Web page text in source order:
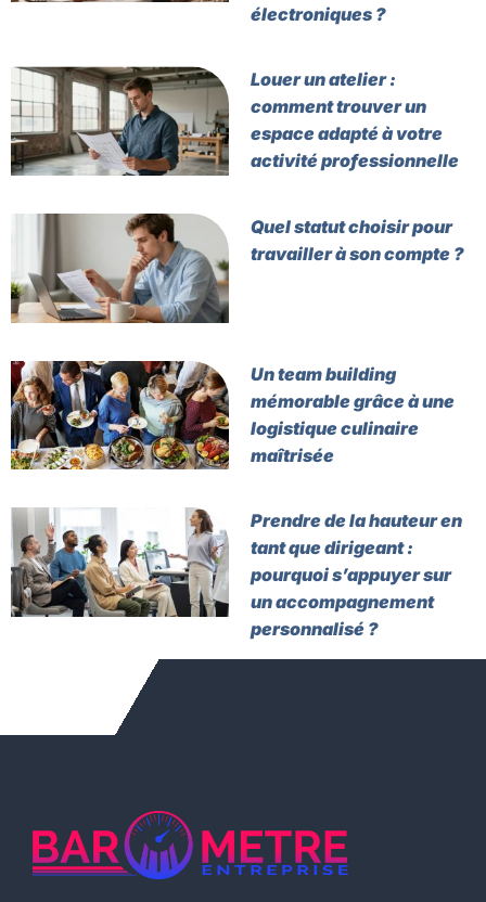
électroniques ?
Louer un atelier :
comment trouver un
espace adapté à votre
activité professionnelle
Quel statut choisir pour
travailler à son compte ?
Un team building
mémorable grâce à une
logistique culinaire
maîtrisée
Prendre de la hauteur en
tant que dirigeant :
pourquoi s’appuyer sur
un accompagnement
personnalisé ?